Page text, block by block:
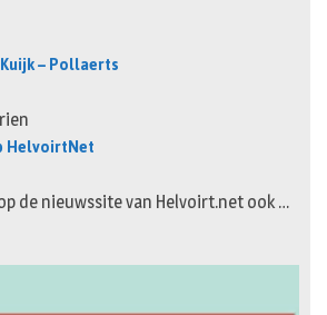
– Pollaerts
HelvoirtNet
de nieuwssite van Helvoirt.net ook …